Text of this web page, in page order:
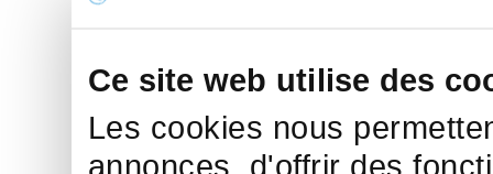
Ce site web utilise des
Les cookies nous
annonces, d'offrir des